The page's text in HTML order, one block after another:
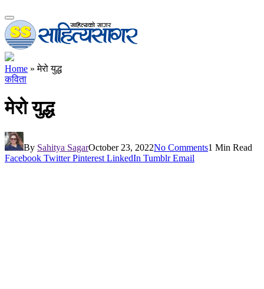
Home »मेरो युद्ध
कविता
मेरो युद्ध
By Sahitya SagarOctober 23, 2022No Comments1 Min Read
Facebook Twitter Pinterest LinkedIn Tumblr Email